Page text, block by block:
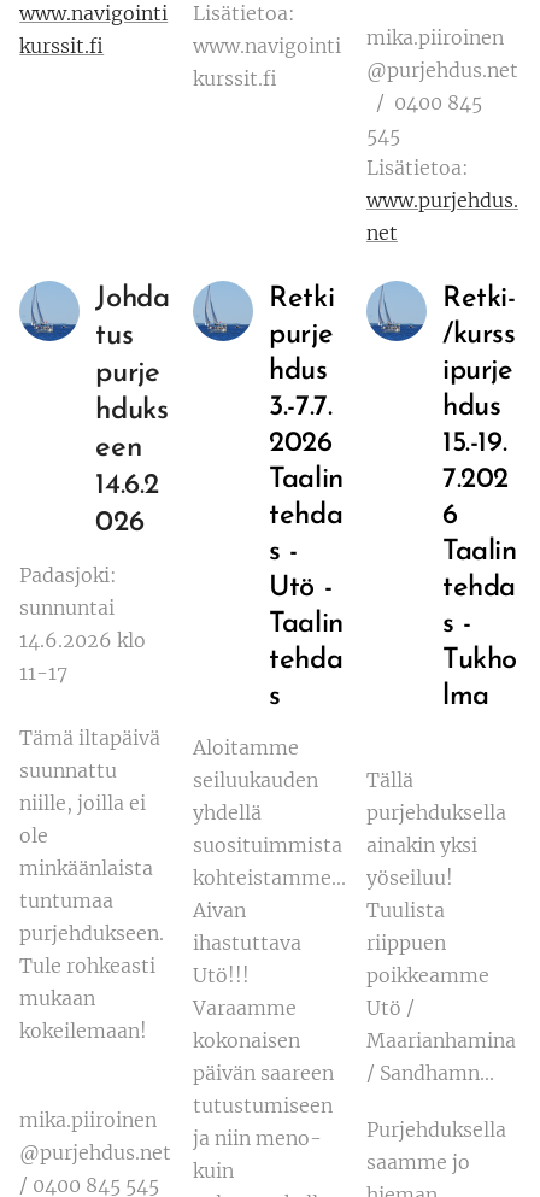
www.navigointi
kurssit.fi
Lisätietoa:
www.navigointi
kurssit.fi
mika.piiroinen
@purjehdus.net
/ 0400 845
545
Lisätietoa:
www.purjehdus.
net
Johda
tus
purje
hduks
een
14.6.2
026
Padasjoki:
sunnuntai
14.6.2026 klo
11-17
Tämä iltapäivä
suunnattu
niille, joilla ei
ole
minkäänlaista
tuntumaa
purjehdukseen.
Tule rohkeasti
mukaan
kokeilemaan!
mika.piiroinen
@purjehdus.net
/ 0400 845 545
Retki
purje
hdus
3.-7.7.
2026
Taalin
tehda
s -
Utö -
Taalin
tehda
s
Aloitamme
seiluukauden
yhdellä
suosituimmista
kohteistamme...
Aivan
ihastuttava
Utö!!!
Varaamme
kokonaisen
päivän saareen
tutustumiseen
ja niin meno-
kuin
Retki-
/kurss
ipurje
hdus
15.-19.
7.202
6
Taalin
tehda
s -
Tukho
lma
Tällä
purjehduksella
ainakin yksi
yöseiluu!
Tuulista
riippuen
poikkeamme
Utö /
Maarianhamina
/ Sandhamn...
Purjehduksella
saamme jo